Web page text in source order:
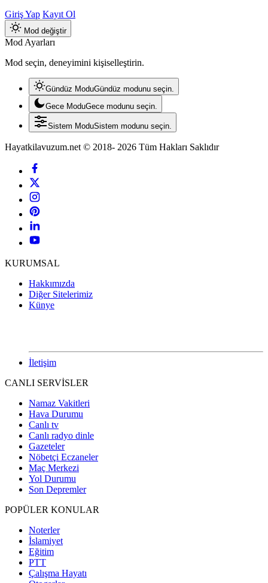
Giriş Yap Kayıt Ol
Mod değiştir
Mod Ayarları
Mod seçin, deneyimini kişiselleştirin.
Gündüz ModuGündüz modunu seçin.
Gece ModuGece modunu seçin.
Sistem ModuSistem modunu seçin.
Hayatkilavuzum.net © 2018- 2026 Tüm Hakları Saklıdır
KURUMSAL
Hakkımızda
Diğer Sitelerimiz
Künye
İletişim
CANLI SERVİSLER
Namaz Vakitleri
Hava Durumu
Canlı tv
Canlı radyo dinle
Gazeteler
Nöbetçi Eczaneler
Maç Merkezi
Yol Durumu
Son Depremler
POPÜLER KONULAR
Noterler
İslamiyet
Eğitim
PTT
Çalışma Hayatı